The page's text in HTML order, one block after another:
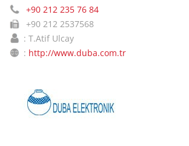
+90 212 235 76 84
+90 212 2537568
: T.Atif Ulcay
: http://www.duba.com.tr